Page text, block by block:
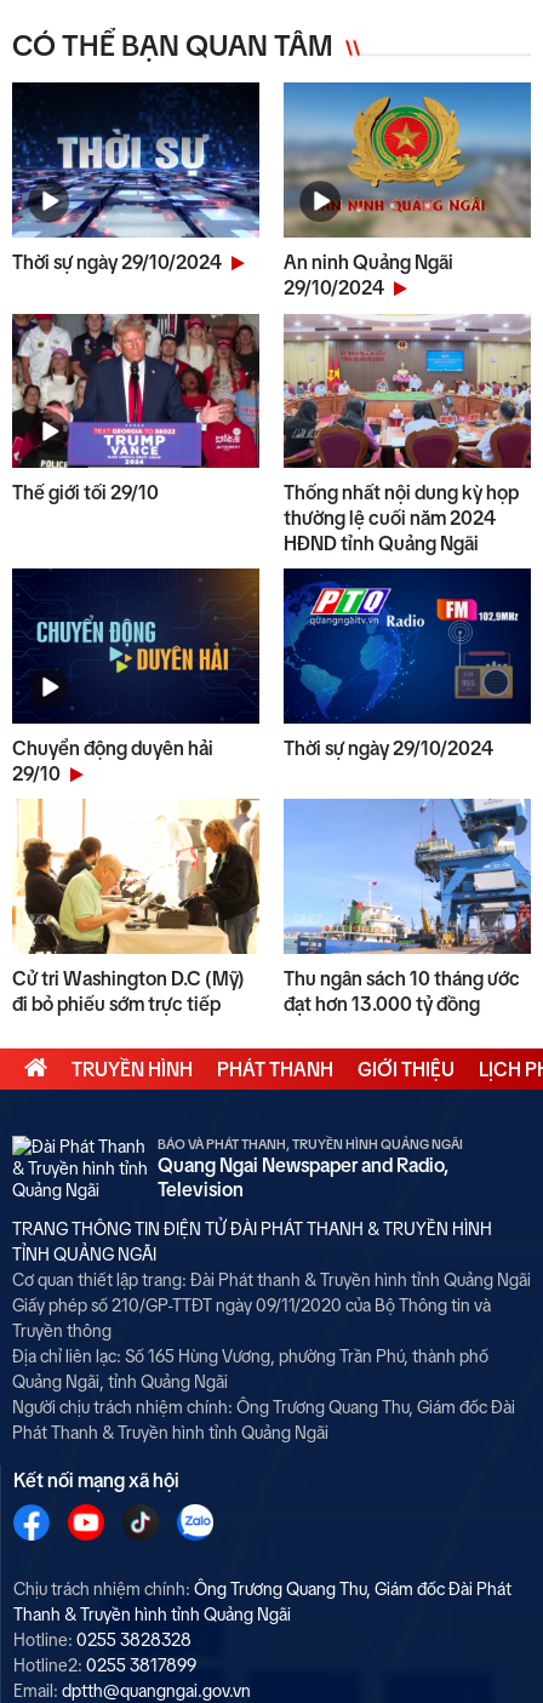
CÓ THỂ BẠN QUAN TÂM
Thời sự ngày 29/10/2024
An ninh Quảng Ngãi
29/10/2024
Thế giới tối 29/10
Thống nhất nội dung kỳ họp
thường lệ cuối năm 2024
HĐND tỉnh Quảng Ngãi
Chuyển động duyên hải
29/10
Thời sự ngày 29/10/2024
Cử tri Washington D.C (Mỹ)
đi bỏ phiếu sớm trực tiếp
Thu ngân sách 10 tháng ước
đạt hơn 13.000 tỷ đồng
TRUYỀN HÌNH PHÁT THANH GIỚI THIỆU LỊCH
BÁO VÀ PHÁT THANH, TRUYỀN HÌNH QUẢNG NGÃI
Quang Ngai Newspaper and Radio,
Television
TRANG THÔNG TIN ĐIỆN TỬ ĐÀI PHÁT THANH & TRUYỀN HÌNH
TỈNH QUẢNG NGÃI
Cơ quan thiết lập trang: Đài Phát thanh & Truyền hình tỉnh Quảng Ngãi
Giấy phép số 210/GP-TTĐT ngày 09/11/2020 của Bộ Thông tin và
Truyền thông
Địa chỉ liên lạc: Số 165 Hùng Vương, phường Trần Phú, thành phố
Quảng Ngãi, tỉnh Quảng Ngãi
Người chịu trách nhiệm chính: Ông Trương Quang Thu, Giám đốc Đài
Phát Thanh & Truyền hình tỉnh Quảng Ngãi
Kết nối mạng xã hội
Chịu trách nhiệm chính: Ông Trương Quang Thu, Giám đốc Đài Phát
Thanh & Truyền hình tỉnh Quảng Ngãi
Hotline: 0255 3828328
Hotline2: 0255 3817899
Email: dptth@quangngai.gov.vn